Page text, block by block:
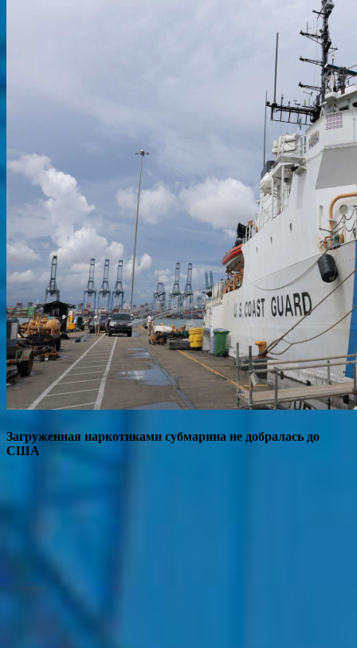
Загруженная наркотиками субмарина не добралась до
США